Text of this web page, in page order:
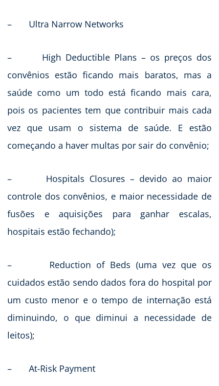
– Ultra Narrow Networks
– High Deductible Plans – os preços dos
convênios estão ficando mais baratos, mas a
saúde como um todo está ficando mais cara,
pois os pacientes tem que contribuir mais cada
vez que usam o sistema de saúde. E estão
começando a haver multas por sair do convênio;
– Hospitals Closures – devido ao maior
controle dos convênios, e maior necessidade de
fusões e aquisições para ganhar escalas,
hospitais estão fechando);
– Reduction of Beds (uma vez que os
cuidados estão sendo dados fora do hospital por
um custo menor e o tempo de internação está
diminuindo, o que diminui a necessidade de
leitos);
– At-Risk Payment